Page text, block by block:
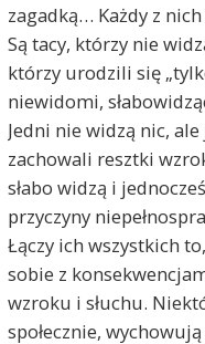
zagadką… Każdy z
Są tacy, którzy nie
którzy urodzili się
niewidomi,
Jedni nie widzą nic,
zachowali resztki
słabo widzą i
przyczyny
Łączy ich wszystkich
sobie z
wzroku i słuchu.
społecznie,